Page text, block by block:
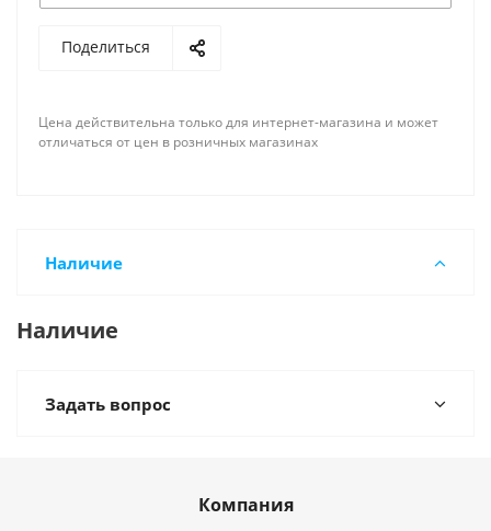
Поделиться
Цена действительна только для интернет-магазина и может
отличаться от цен в розничных магазинах
Наличие
Наличие
Задать вопрос
Компания